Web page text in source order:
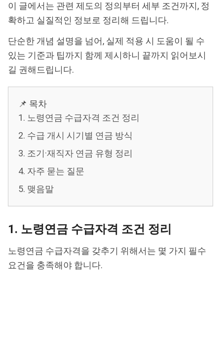
이 글에서는 관련 제도의 정의부터 세부 조건까지, 정
확하고 실질적인 정보로 정리해 드립니다.
단순한 개념 설명을 넘어, 실제 적용 시 도움이 될 수
있는 기준과 팁까지 함께 제시하니 끝까지 읽어보시
길 권해드립니다.
📌 목차
1. 노령연금 수급자격 조건 정리
2. 수급 개시 시기별 연금 방식
3. 조기·재직자 연금 유형 정리
4. 자주 묻는 질문
5. 맺음말
1. 노령연금 수급자격 조건 정리
노령연금 수급자격을 갖추기 위해서는 몇 가지 필수
요건을 충족해야 합니다.